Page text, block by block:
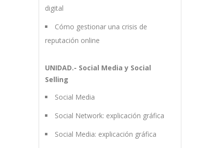
digital
Cómo gestionar una crisis de
reputación online
UNIDAD.- Social Media y Social
Selling
Social Media
Social Network: explicación gráfica
Social Media: explicación gráfica